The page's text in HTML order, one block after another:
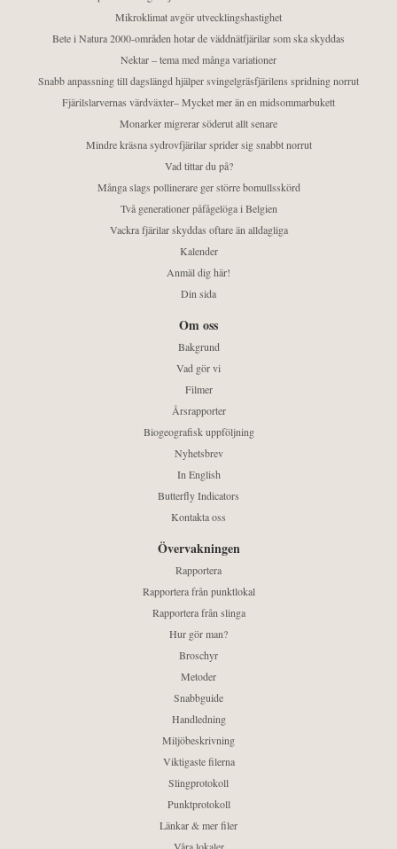
Mikroklimat avgör utvecklingshastighet
Bete i Natura 2000-områden hotar de väddnätfjärilar som ska skyddas
Nektar – tema med många variationer
Snabb anpassning till dagslängd hjälper svingelgräsfjärilens spridning norrut
Fjärilslarvernas värdväxter– Mycket mer än en midsommarbukett
Monarker migrerar söderut allt senare
Mindre kräsna sydrovfjärilar sprider sig snabbt norrut
Vad tittar du på?
Många slags pollinerare ger större bomullsskörd
Två generationer påfågelöga i Belgien
Vackra fjärilar skyddas oftare än alldagliga
Kalender
Anmäl dig här!
Din sida
Om oss
Bakgrund
Vad gör vi
Filmer
Årsrapporter
Biogeografisk uppföljning
Nyhetsbrev
In English
Butterfly Indicators
Kontakta oss
Övervakningen
Rapportera
Rapportera från punktlokal
Rapportera från slinga
Hur gör man?
Broschyr
Metoder
Snabbguide
Handledning
Miljöbeskrivning
Viktigaste filerna
Slingprotokoll
Punktprotokoll
Länkar & mer filer